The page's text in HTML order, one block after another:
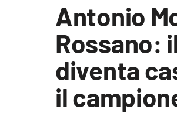
Economia e Lavoro
Antonio
Rossano:
diventa
il